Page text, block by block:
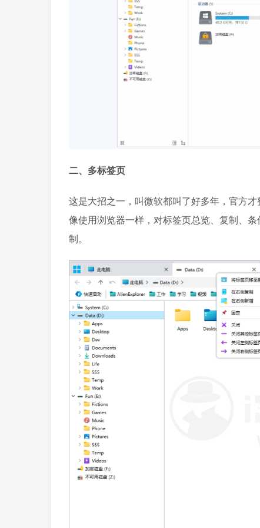
二、多标签页
这是大招之一，叫微软都叫了好多年，官方
像使用浏览器一样，对标签页总览、复制、
制。